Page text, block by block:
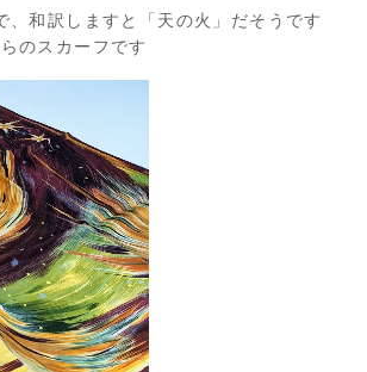
和訳しますと「天の火」だそうです
のスカーフです